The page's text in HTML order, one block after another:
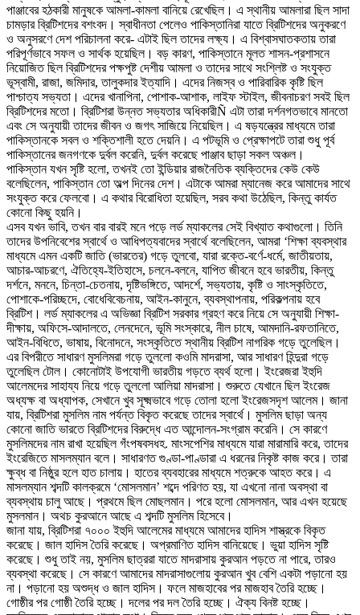
পাঞ্জাবের হঠকারী মানুষকে আমলা-কামলা বানিয়ে রেখেছিল। এ স্থানীয় আমলারা ছিল সাদা
চামড়ার ব্রিটিশদের বশংবদ। স্বাধীনতা পেলেও পাকিস্তানিরা যাতে ব্রিটিশদের অনুকরণে
ও অনুসরণে দেশ পরিচালনা করে- এটাই ছিল তাদের লক্ষ্য। এ বিশ্বাসঘাতকতায় তারা
পরিপূর্ণভাবে সফল ও সার্থক হয়েছিল। বড় কারণ, পাকিস্তানে মূলত শাসন-প্রশাসনে
নিয়োজিত ছিল ব্রিটিশদের পক্ষপুষ্ট দেশীয় আমলা ও তাদের সাথে সংশ্লিষ্ট ও সংযুক্ত
ভূস্বামী, রাজা, জমিদার, তালুকদার ইত্যাদি। এদের নিজস্ব ও পারিবারিক কৃষ্টি ছিল
পাশ্চাত্য সভ্যতা। এদের খানাপিনা, পোশাক-আশাক, লাইফ স্টাইল, জীবনাচরণ সবই ছিল
ব্রিটিশদের মতো। ব্রিটিশরা উন্নত সভ্যতার অধিকারীÑ এটা তারা দর্শনগতভাবে মানতো
এবং সে অনুযায়ী তাদের জীবন ও জগৎ সাজিয়ে নিয়েছিল। এ ষড়যন্ত্রের মাধ্যমে তারা
পাকিস্তানকে সবল ও শক্তিশালী হতে দেয়নি। এ পটভূমি ও প্রেক্ষাপটে তারা শুধু পূর্ব
পাকিস্তানের জনগণকে দুর্বল করেনি, দুর্বল করেছে পাঞ্জাব ছাড়া সকল অঞ্চল।
পাকিস্তান যখন সৃষ্টি হলো, তখনই তো ইন্ডিয়ার রাজনৈতিক ব্যক্তিদের কেউ কেউ
বলেছিলেন, পাকিস্তান তো অল্প দিনের দেশ। এটাকে আমরা ম্যানেজ করে আমাদের সাথে
সংযুক্ত করে ফেলবো। এ কথার বিরোধিতা হয়েছিল, সরব কথা উঠেছিল, কিন্তু কার্যত
কোনো কিছু হয়নি।
এসব যখন ভাবি, তখন বার বারই মনে পড়ে লর্ড ম্যাকলের সেই বিখ্যাত কথাগুলো। তিনি
তাদের উপনিবেশের স্বার্থে ও আধিপত্যবাদের স্বার্থে বলেছিলেন, আমরা ‘শিক্ষা ব্যবস্থার
মাধ্যমে এমন একটি জাতি (ভারতের) গড়ে তুলবো, যারা রক্তে-বর্ণে-ধর্মে, জাতীয়তায়,
আচার-আচরণে, ঐতিহ্যে-ইতিহাসে, চলনে-বলনে, যাপিত জীবনে হবে ভারতীয়, কিন্তু
দর্শনে, মননে, চিন্তা-চেতনায়, দৃষ্টিভঙ্গিতে, আদর্শে, সভ্যতায়, কৃষ্টি ও সাংস্কৃতিতে,
পোশাকে-পরিচ্ছদে, বোধেবিবেচনায়, আইন-কানুনে, ব্যবস্থাপনায়, পরিকল্পনায় হবে
ব্রিটিশ। লর্ড ম্যাকলের এ অভিজ্ঞা ব্রিটিশ সরকার গ্রহণ করে নিয়ে সে অনুযায়ী শিক্ষা-
দীক্ষায়, অফিসে-আদালতে, লেনদেনে, ভূমি সংস্কারে, নীল চাষে, আমদানি-রফতানিতে,
আইন-বিধিতে, ভাষায়, বিনোদনে, সংস্কৃতিতে স্থানীয় ব্রিটিশ নাগরিক গড়ে তুলেছিল।
এর বিপরীতে সাধারণ মুসলিমরা গড়ে তুললো কওমি মাদরাসা, আর সাধারণ হিন্দুরা গড়ে
তুলেছিল টোল। কোনোটাই উপযোগী ভারতীয় গড়তে ব্যর্থ হলো। ইংরেজরা ইহুদি
আলেমদের সাহায্য নিয়ে গড়ে তুললো আলিয়া মাদরাসা। শুরুতে যেখানে ছিল ইংরেজ
অধ্যক্ষ বা অধ্যাপক, সেখানে খুব সূক্ষ্মভাবে গড়ে তোলা হলো ইংরেজসদৃশ আলেম। জানা
যায়, ব্রিটিশরা মুসলিম নাম পর্যন্ত বিকৃত করেছে তাদের স্বার্থে। মুসলিম ছাড়া অন্য
কোনো জাতি ভারতে ব্রিটিশদের বিরুদ্ধে এত আন্দোলন-সংগ্রাম করেনি। সে কারণে
মুসলিমদের নাম রাখা হয়েছিল গঁংপষবসধহ. মাংসপেশির মাধ্যমে যারা মারামারি করে, তাদের
ইংরেজিতে মাসলম্যান বলে। সাধারণত গুণ্ডা-পাণ্ডারা এ ধরনের নিকৃষ্ট কাজ করে। তারা
ক্ষুব্ধ বা নিষ্ঠুর হলে হাত চালায়। হাতের ব্যবহারের মাধ্যমে শত্রুকে আহত করে। এ
মাসলম্যান শব্দটি কালক্রমে ‘মোসলমান’ শব্দে পরিণত হয়, যা এখনো নানা অবস্থা বা
ব্যবস্থায় চালু আছে। প্রথমে ছিল মোছলমান। পরে হলো মোসলমান, আর এখন হয়েছে
মুসলমান। অথচ কুরআনে আছে এ শব্দটি মুসলিম হিসেবে।
জানা যায়, ব্রিটিশরা ৭০০০ ইহুদি আলেমের মাধ্যমে আমাদের হাদিস শাস্ত্রকে বিকৃত
করেছে। জাল হাদিস তৈরি করেছে। অপ্রমাণিত হাদিস বানিয়েছে। ভুয়া হাদিস সৃষ্টি
করেছে। শুধু তাই নয়, মুসলিম ছাত্ররা যাতে মাদরাসায় কুরআন পড়তে না পারে, তারও
ব্যবস্থা করেছে। সে কারণে আমাদের মাদরাসাগুলোয় কুরআন খুব বেশি একটা পড়ানো হয়
না। পড়ানো হয় অশুদ্ধ ও জাল হাদিস। ফলে মাজহাবের পর মাজহাব তৈরি হচ্ছে।
গোষ্ঠীর পর গোষ্ঠী তৈরি হচ্ছে। দলের পর দল তৈরি হচ্ছে। ঐক্য বিনষ্ট হচ্ছে।